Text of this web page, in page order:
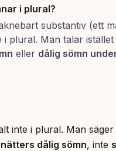
i plural?
substantiv (ett
plural. Man talar istället
eller dålig sömn
inte i plural. Man säger
dålig sömn, inte